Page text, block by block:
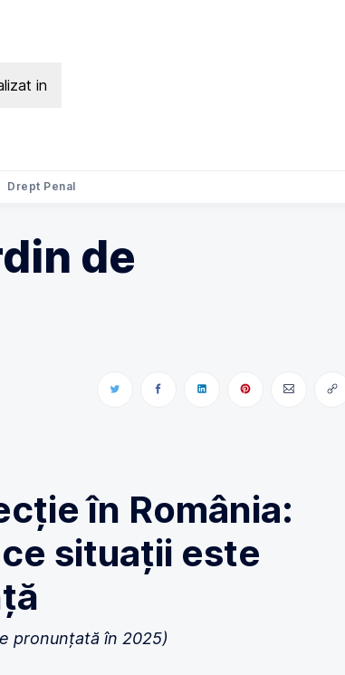
in
Drept Penal
de
în România:
situații este
pronunțată în 2025)